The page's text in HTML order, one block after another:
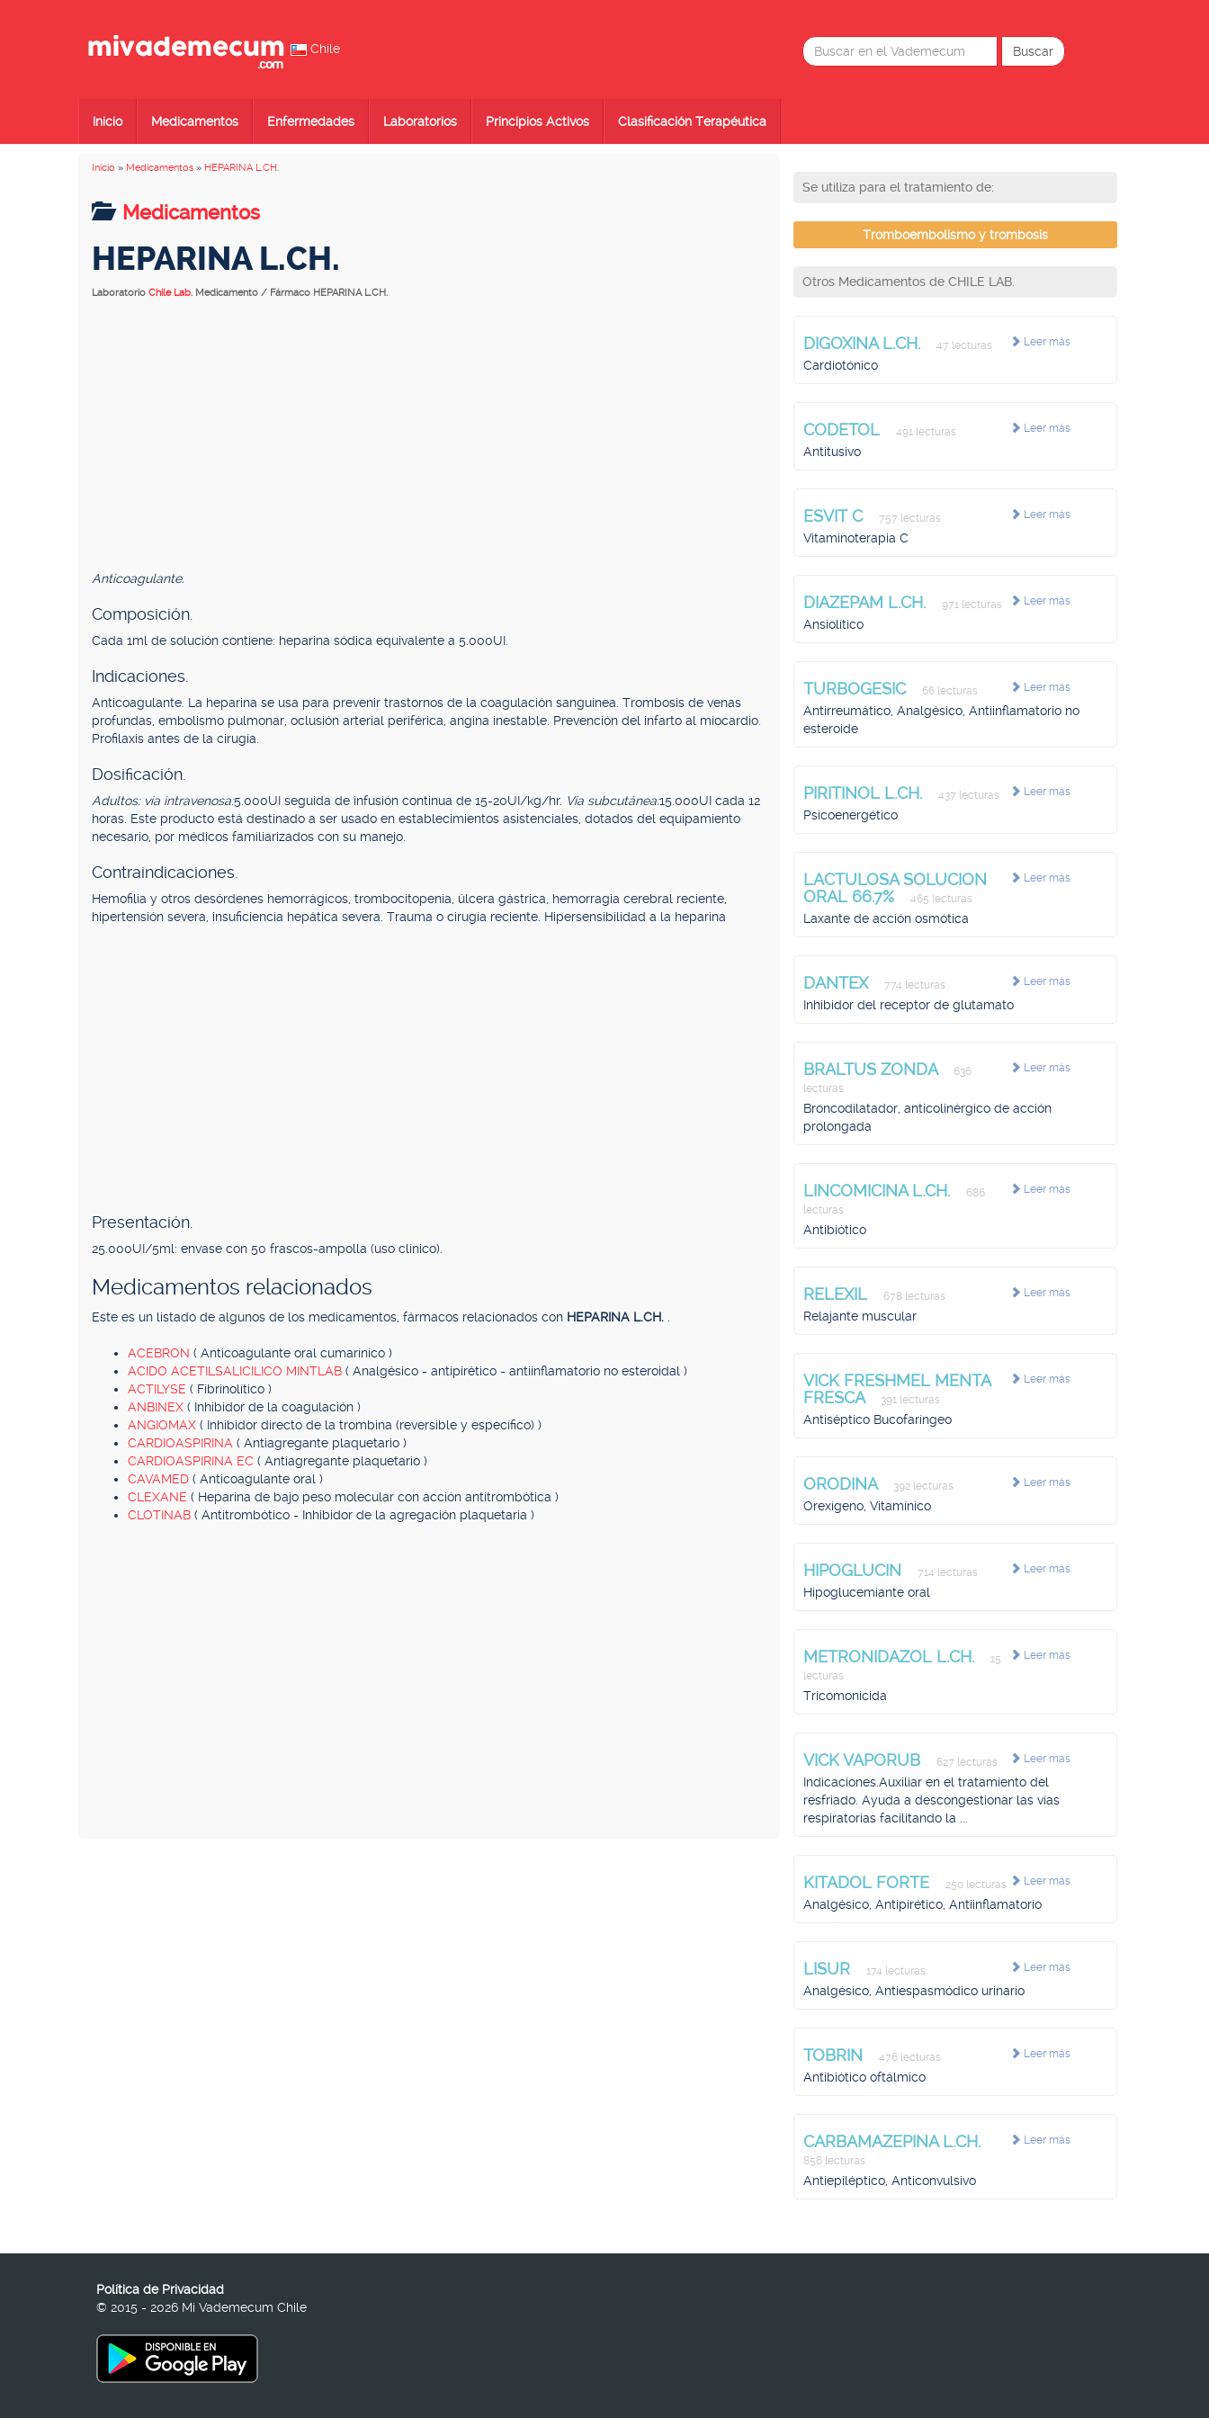
Chile
Inicio Medicamentos Enfermedades Laboratorios Principios Activos Clasificación Terapéutica
Inicio » Medicamentos » HEPARINA L.CH.
Medicamentos
HEPARINA L.CH.
Laboratorio Chile Lab. Medicamento / Fármaco HEPARINA L.CH.
Anticoagulante.
Composición.
Cada 1ml de solución contiene: heparina sódica equivalente a 5.000UI.
Indicaciones.
Anticoagulante. La heparina se usa para prevenir trastornos de la coagulación sanguínea. Trombosis de venas
profundas, embolismo pulmonar, oclusión arterial periférica, angina inestable. Prevención del infarto al miocardio.
Profilaxis antes de la cirugía.
Dosificación.
Adultos: vía intravenosa:5.000UI seguida de infusión continua de 15-20UI/kg/hr. Vía subcutánea:15.000UI cada 12
horas. Este producto está destinado a ser usado en establecimientos asistenciales, dotados del equipamiento
necesario, por médicos familiarizados con su manejo.
Contraindicaciones.
Hemofilia y otros desórdenes hemorrágicos, trombocitopenia, úlcera gástrica, hemorragia cerebral reciente,
hipertensión severa, insuficiencia hepática severa. Trauma o cirugía reciente. Hipersensibilidad a la heparina
Presentación.
25.000UI/5ml: envase con 50 frascos-ampolla (uso clínico).
Medicamentos relacionados
Este es un listado de algunos de los medicamentos, fármacos relacionados con HEPARINA L.CH.
ACEBRON ( Anticoagulante oral cumarínico )
ACIDO ACETILSALICILICO MINTLAB ( Analgésico - antipirético - antiinflamatorio no esteroidal )
ACTILYSE ( Fibrinolítico )
ANBINEX ( Inhibidor de la coagulación )
ANGIOMAX ( Inhibidor directo de la trombina (reversible y específico) )
CARDIOASPIRINA ( Antiagregante plaquetario )
CARDIOASPIRINA EC ( Antiagregante plaquetario )
CAVAMED ( Anticoagulante oral )
CLEXANE ( Heparina de bajo peso molecular con acción antitrombótica )
CLOTINAB ( Antitrombótico - Inhibidor de la agregación plaquetaria )
Se utiliza para el tratamiento de:
Tromboembolismo y trombosis
Otros Medicamentos de CHILE LAB.
Leer más
DIGOXINA L.CH. 47 lecturas
Cardiotónico
Leer más
CODETOL 491 lecturas
Antitusivo
Leer más
ESVIT C 757 lecturas
Vitaminoterapia C
Leer más
DIAZEPAM L.CH. 971 lecturas
Ansiolítico
Leer más
TURBOGESIC 66 lecturas
Antirreumático, Analgésico, Antiinflamatorio no
esteroide
Leer más
PIRITINOL L.CH. 437 lecturas
Psicoenergético
Leer más
LACTULOSA SOLUCION
ORAL 66.7%
465 lecturas
Laxante de acción osmótica
Leer más
DANTEX 774 lecturas
Inhibidor del receptor de glutamato
Leer más
BRALTUS ZONDA
636
lecturas
Broncodilatador, anticolinérgico de acción
prolongada
Leer más
LINCOMICINA L.CH.
686
lecturas
Antibiótico
Leer más
RELEXIL 678 lecturas
Relajante muscular
Leer más
VICK FRESHMEL MENTA
FRESCA
391 lecturas
Antiséptico Bucofaríngeo
Leer más
ORODINA 392 lecturas
Orexígeno, Vitamínico
Leer más
HIPOGLUCIN 714 lecturas
Hipoglucemiante oral
Leer más
METRONIDAZOL L.CH.
15
lecturas
Tricomonicida
Leer más
VICK VAPORUB 627 lecturas
Indicaciones.Auxiliar en el tratamiento del
resfriado. Ayuda a descongestionar las vías
respiratorias facilitando la ...
Leer más
KITADOL FORTE 250 lecturas
Analgésico, Antipirético, Antiinflamatorio
Leer más
LISUR 174 lecturas
Analgésico, Antiespasmódico urinario
Leer más
TOBRIN 476 lecturas
Antibiótico oftálmico
Leer más
CARBAMAZEPINA L.CH.
856 lecturas
Antiepiléptico, Anticonvulsivo
Política de Privacidad
© 2015 - 2026 Mi Vademecum Chile